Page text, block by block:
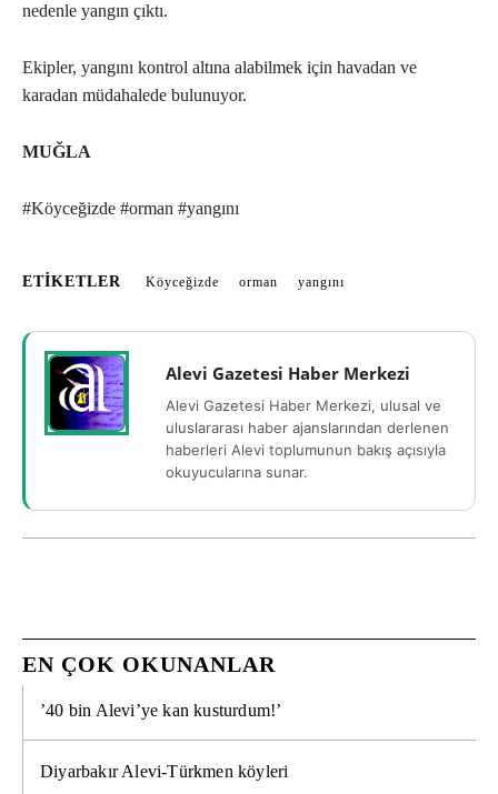
nedenle yangın çıktı.
Ekipler, yangını kontrol altına alabilmek için havadan ve
karadan müdahalede bulunuyor.
MUĞLA
#Köyceğizde #orman #yangını
ETIKETLER Köyceğizde orman yangını
Alevi Gazetesi Haber Merkezi
Alevi Gazetesi Haber Merkezi, ulusal ve
uluslararası haber ajanslarından derlenen
haberleri Alevi toplumunun bakış açısıyla
okuyucularına sunar.
EN ÇOK OKUNANLAR
’40 bin Alevi’ye kan kusturdum!’
Diyarbakır Alevi-Türkmen köyleri